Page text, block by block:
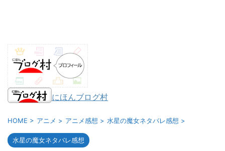
にほんブログ村
HOME > アニメ > アニメ感想 > 水星の魔女ネタバレ感想 >
水星の魔女ネタバレ感想